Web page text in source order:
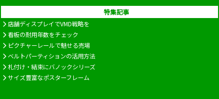
特集記事
店舗ディスプレイでVMD戦略を
看板の耐用年数をチェック
ピクチャーレールで魅せる売場
ベルトパーティションの活用方法
札付け・結束にバノックシリーズ
サイズ豊富なポスターフレーム